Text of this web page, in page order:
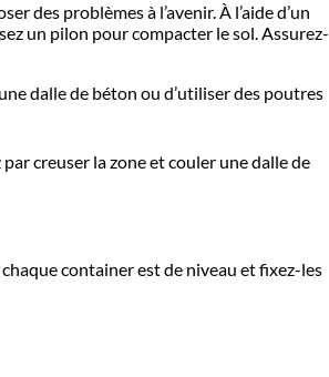
des problèmes à l’avenir.À l’aide d’un
un pilon pour compacter le sol. Assurez-
dalle de béton ou d’utiliser des poutres
creuser la zone et couler une dalle de
container est de niveau et fixez-les